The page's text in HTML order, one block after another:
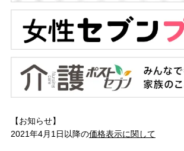
【お知らせ】
2021年4月1日以降の価格表示に関して